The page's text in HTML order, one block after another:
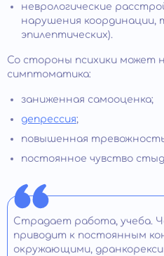
неврологические
нарушения координации,
эпилептических).
Со стороны психики может
симптоматика:
заниженная самооценка;
депрессия;
повышенная
постоянное чувство
Страдает работа, учеба.
приводит к постоянным
окружающими,